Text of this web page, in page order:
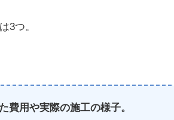
3つ。
費用や実際の施工の様子。